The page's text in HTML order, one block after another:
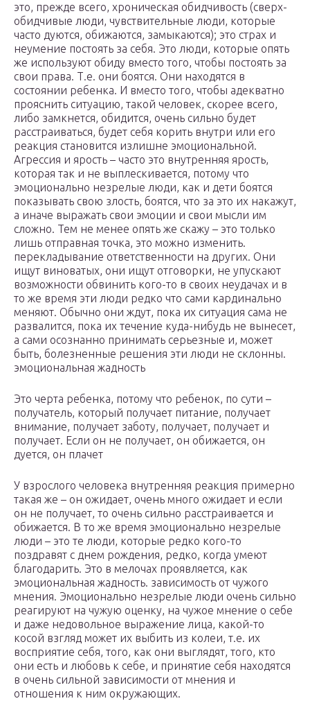
это, прежде всего, хроническая обидчивость (сверх-
обидчивые люди, чувствительные люди, которые
часто дуются, обижаются, замыкаются); это страх и
неумение постоять за себя. Это люди, которые опять
же используют обиду вместо того, чтобы постоять за
свои права. Т.е. они боятся. Они находятся в
состоянии ребенка. И вместо того, чтобы адекватно
прояснить ситуацию, такой человек, скорее всего,
либо замкнется, обидится, очень сильно будет
расстраиваться, будет себя корить внутри или его
реакция становится излишне эмоциональной.
Агрессия и ярость – часто это внутренняя ярость,
которая так и не выплескивается, потому что
эмоционально незрелые люди, как и дети боятся
показывать свою злость, боятся, что за это их накажут,
а иначе выражать свои эмоции и свои мысли им
сложно. Тем не менее опять же скажу – это только
лишь отправная точка, это можно изменить.
перекладывание ответственности на других. Они
ищут виноватых, они ищут отговорки, не упускают
возможности обвинить кого-то в своих неудачах и в
то же время эти люди редко что сами кардинально
меняют. Обычно они ждут, пока их ситуация сама не
развалится, пока их течение куда-нибудь не вынесет,
а сами осознанно принимать серьезные и, может
быть, болезненные решения эти люди не склонны.
эмоциональная жадность
Это черта ребенка, потому что ребенок, по сути –
получатель, который получает питание, получает
внимание, получает заботу, получает, получает и
получает. Если он не получает, он обижается, он
дуется, он плачет
У взрослого человека внутренняя реакция примерно
такая же – он ожидает, очень много ожидает и если
он не получает, то очень сильно расстраивается и
обижается. В то же время эмоционально незрелые
люди – это те люди, которые редко кого-то
поздравят с днем рождения, редко, когда умеют
благодарить. Это в мелочах проявляется, как
эмоциональная жадность. зависимость от чужого
мнения. Эмоционально незрелые люди очень сильно
реагируют на чужую оценку, на чужое мнение о себе
и даже недовольное выражение лица, какой-то
косой взгляд может их выбить из колеи, т.е. их
восприятие себя, того, как они выглядят, того, кто
они есть и любовь к себе, и принятие себя находятся
в очень сильной зависимости от мнения и
отношения к ним окружающих.